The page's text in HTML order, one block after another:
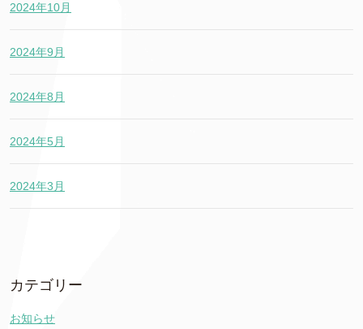
2024年10月
2024年9月
2024年8月
2024年5月
2024年3月
カテゴリー
お知らせ